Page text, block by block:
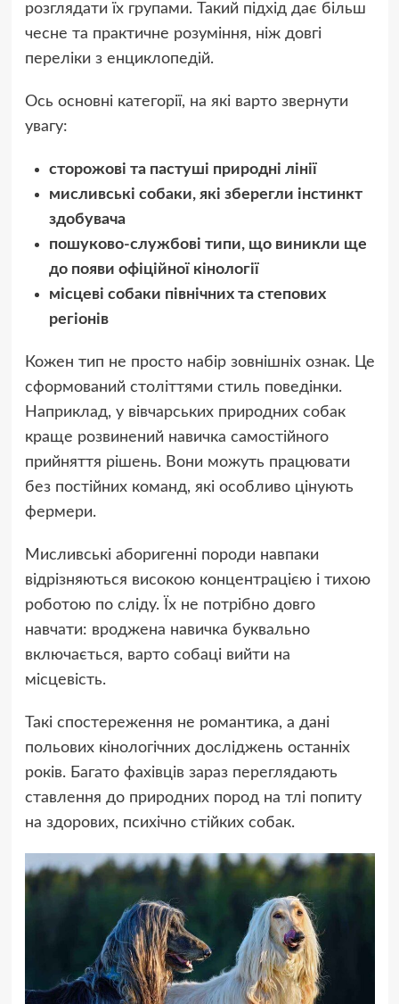
розглядати їх групами. Такий підхід дає більш
чесне та практичне розуміння, ніж довгі
переліки з енциклопедій.
Ось основні категорії, на які варто звернути
увагу:
сторожові та пастуші природні лінії
мисливські собаки, які зберегли інстинкт
здобувача
пошуково-службові типи, що виникли ще
до появи офіційної кінології
місцеві собаки північних та степових
регіонів
Кожен тип не просто набір зовнішніх ознак. Це
сформований століттями стиль поведінки.
Наприклад, у вівчарських природних собак
краще розвинений навичка самостійного
прийняття рішень. Вони можуть працювати
без постійних команд, які особливо цінують
фермери.
Мисливські аборигенні породи навпаки
відрізняються високою концентрацією і тихою
роботою по сліду. Їх не потрібно довго
навчати: вроджена навичка буквально
включається, варто собаці вийти на
місцевість.
Такі спостереження не романтика, а дані
польових кінологічних досліджень останніх
років. Багато фахівців зараз переглядають
ставлення до природних пород на тлі попиту
на здорових, психічно стійких собак.